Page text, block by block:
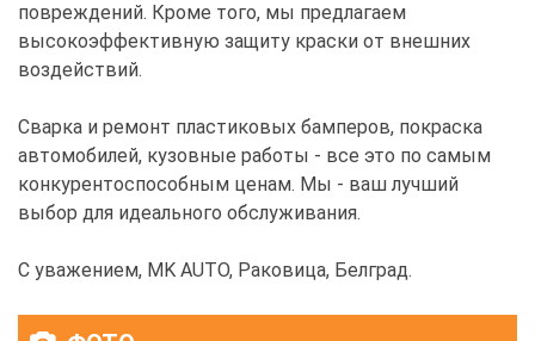
повреждений. Кроме того, мы предлагаем
высокоэффективную защиту краски от внешних
воздействий.
Сварка и ремонт пластиковых бамперов, покраска
автомобилей, кузовные работы - все это по самым
конкурентоспособным ценам. Мы - ваш лучший
выбор для идеального обслуживания.
С уважением, MK AUTO, Раковица, Белград.